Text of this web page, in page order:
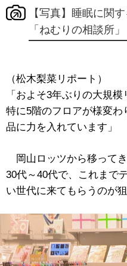
【写真】睡眠に関
「ねむりの相談所」
（松木梨菜リポート）
「およそ3年ぶりの大規
特に5階のフロアが様変わ
品に力を入れています」
岡山ロッツから移って
30代～40代で、これまで
い世代に来てもらうのが狙